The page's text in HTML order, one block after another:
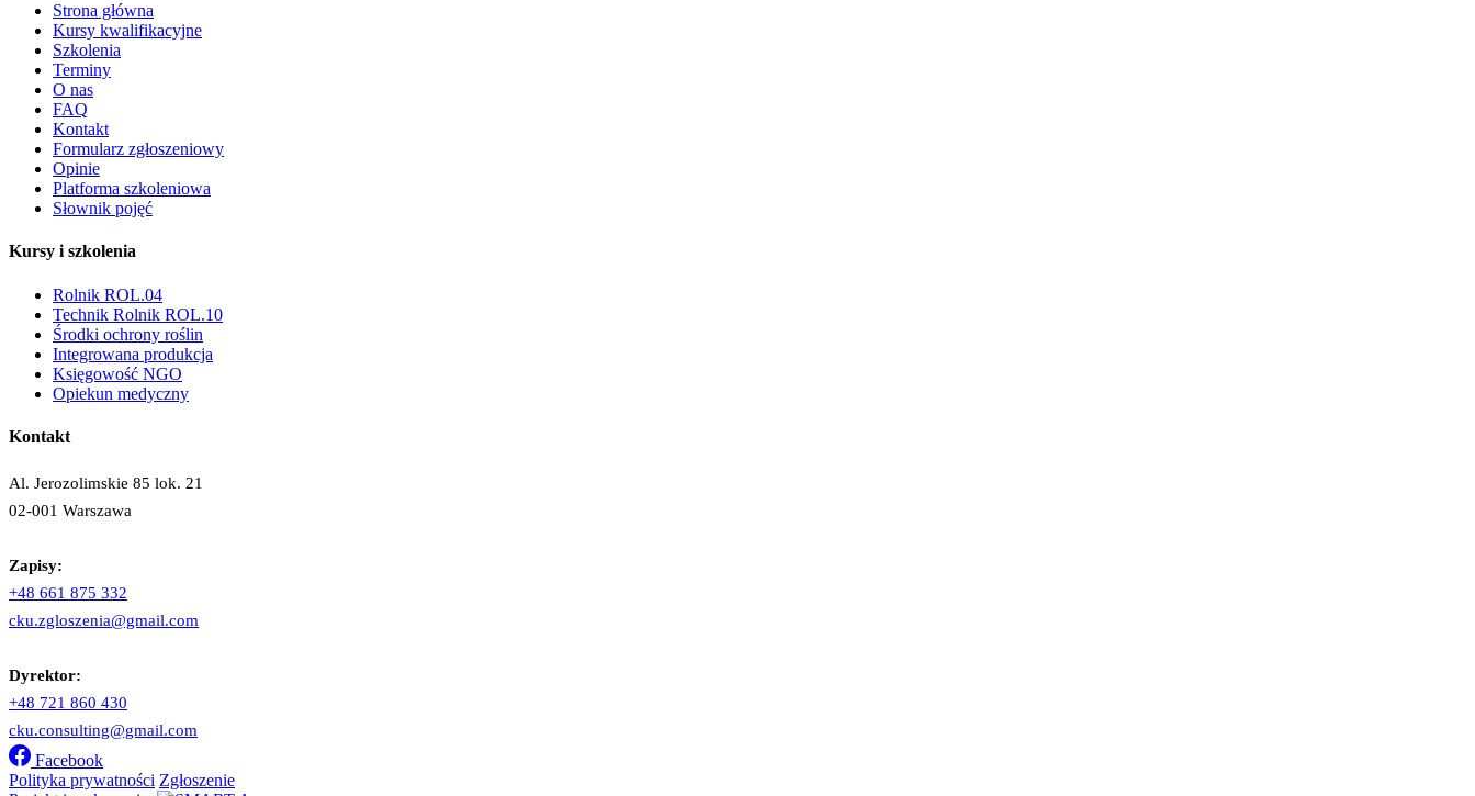
Strona główna
Kursy kwalifikacyjne
Szkolenia
Terminy
O nas
FAQ
Kontakt
Formularz zgłoszeniowy
Opinie
Platforma szkoleniowa
Słownik pojęć
Kursy i szkolenia
Rolnik ROL.04
Technik Rolnik ROL.10
Środki ochrony roślin
Integrowana produkcja
Księgowość NGO
Opiekun medyczny
Kontakt
Al. Jerozolimskie 85 lok. 21
02-001 Warszawa
Zapisy:
+48 661 875 332
cku.zgloszenia@gmail.com
Dyrektor:
+48 721 860 430
cku.consulting@gmail.com
Facebook
Polityka prywatności Zgłoszenie